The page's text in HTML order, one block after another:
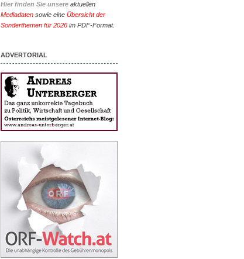
Hier finden Sie unsere aktuellen
Mediadaten sowie eine Übersicht der
Sonderthemen für 2026 im PDF-Format.
ADVERTORIAL